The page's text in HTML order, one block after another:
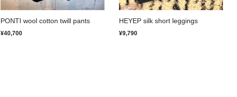
PONTI wool cotton twill pants
¥40,700
HEYEP silk short leggings
¥9,790